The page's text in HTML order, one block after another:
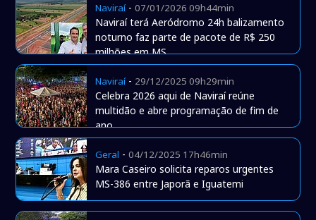
Naviraí-07/01/2026 09h44min
Naviraí terá Aeródromo 24h balizamento
noturno faz parte de pacote de R$ 250
milhões em MS
Naviraí- 29/12/2025 09h29min
Celebra 2026 aqui de Naviraí reúne
multidão e abre programação de fim de
ano
Geral -04/12/2025 17h46min
Mara Caseiro solicita reparos urgentes
MS-386 entre Japorã e Iguatemi